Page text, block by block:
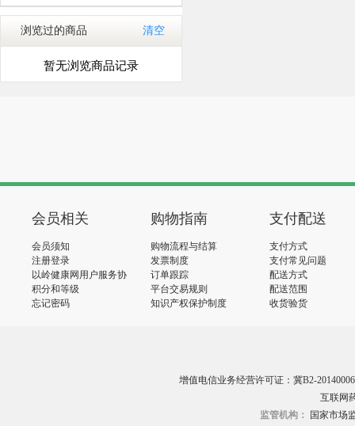
浏览过的商品 清空
暂无浏览商品记录
会员相关
会员须知
注册登录
以岭健康网用户服务协
议
积分和等级
忘记密码
购物指南
购物流程与结算
发票制度
订单跟踪
平台交易规则
知识产权保护制度
支付配送
支付方式
支付常见问题
配送方式
配送范围
收货验货
增值电信业务经营许可证：冀B2-20140006
互联网
监管机构：
国家市场